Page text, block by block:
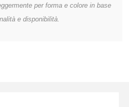
per forma e colore in base
e disponibilità.